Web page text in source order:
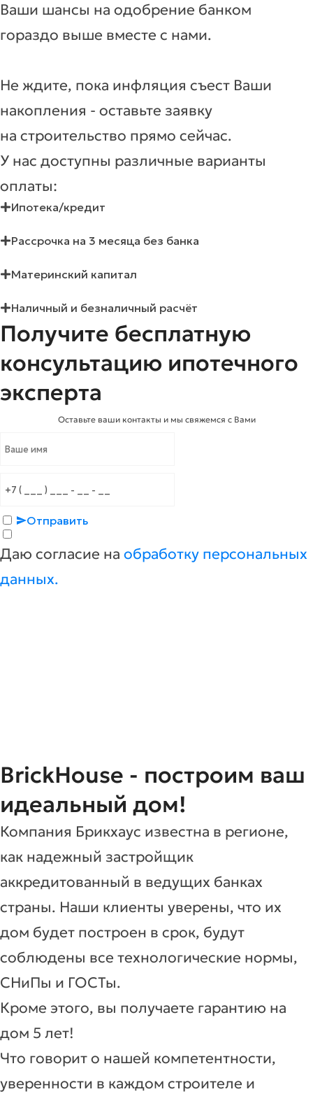
Ваши шансы на одобрение банком
гораздо выше вместе с нами.
Не ждите, пока инфляция съест Ваши
накопления - оставьте заявку
на строительство прямо сейчас.
У нас доступны различные варианты
оплаты:
Ипотека/кредит
Рассрочка на 3 месяца без банка
Материнский капитал
Наличный и безналичный расчёт
Получите бесплатную
консультацию ипотечного
эксперта
Оставьте ваши контакты и мы свяжемся с Вами
Отправить
Даю согласие на обработку персональных
данных.
BrickHouse - построим ваш
идеальный дом!
Компания Брикхаус известна в регионе,
как надежный застройщик
аккредитованный в ведущих банках
страны. Наши клиенты уверены, что их
дом будет построен в срок, будут
соблюдены все технологические нормы,
СНиПы и ГОСТы.
Кроме этого, вы получаете гарантию на
дом 5 лет!
Что говорит о нашей компетентности,
уверенности в каждом строителе и